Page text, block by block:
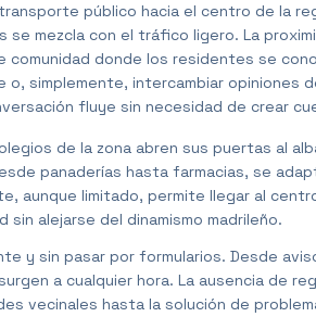
público hacia el centro de la
mezcla con el tráfico ligero. La
comunidad donde los residentes se
simplemente, intercambiar
fluye sin necesidad de crear
de la zona abren sus puertas al
panaderías hasta farmacias, se
aunque limitado, permite llegar al
alejarse del dinamismo madrileño.
y sin pasar por formularios. Desde
a cualquier hora. La ausencia de
vecinales hasta la solución de